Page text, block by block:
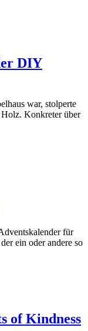
DIY
war, stolperte
Konkreter über
für
ein oder andere so
of Kindness